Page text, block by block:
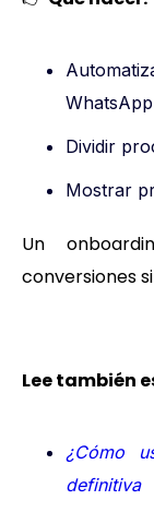
WhatsApp
Dividir
Mostrar
Un
conversiones
Lee también
¿Cómo
definitiva